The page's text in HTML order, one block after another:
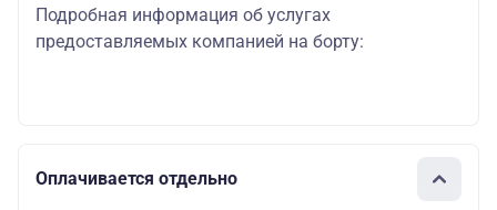
Подробная информация об услугах
предоставляемых компанией на борту:
Оплачивается отдельно